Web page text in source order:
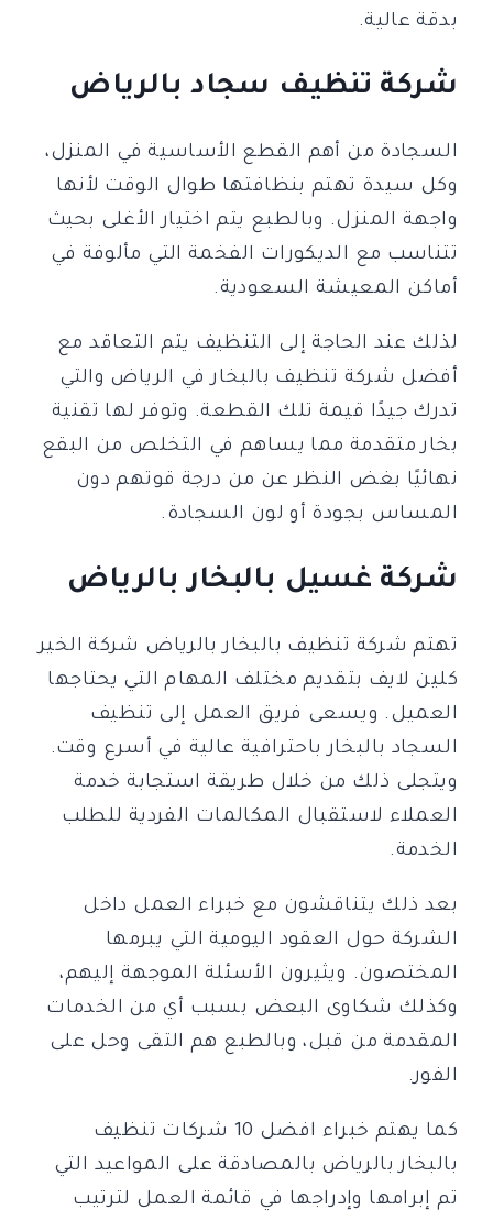
بدقة عالية.
شركة تنظيف سجاد بالرياض
السجادة من أهم القطع الأساسية في المنزل،
وكل سيدة تهتم بنظافتها طوال الوقت لأنها
واجهة المنزل. وبالطبع يتم اختيار الأغلى بحيث
تتناسب مع الديكورات الفخمة التي مألوفة في
أماكن المعيشة السعودية.
لذلك عند الحاجة إلى التنظيف يتم التعاقد مع
أفضل شركة تنظيف بالبخار في الرياض والتي
تدرك جيدًا قيمة تلك القطعة. وتوفر لها تقنية
بخار متقدمة مما يساهم في التخلص من البقع
نهائيًا بغض النظر عن من درجة قوتهم دون
المساس بجودة أو لون السجادة.
شركة غسيل بالبخار بالرياض
تهتم شركة تنظيف بالبخار بالرياض شركة الخير
كلين لايف بتقديم مختلف المهام التي يحتاجها
العميل. ويسعى فريق العمل إلى تنظيف
السجاد بالبخار باحترافية عالية في أسرع وقت.
ويتجلى ذلك من خلال طريقة استجابة خدمة
العملاء لاستقبال المكالمات الفردية للطلب
الخدمة.
بعد ذلك يتناقشون مع خبراء العمل داخل
الشركة حول العقود اليومية التي يبرمها
المختصون. ويثيرون الأسئلة الموجهة إليهم،
وكذلك شكاوى البعض بسبب أي من الخدمات
المقدمة من قبل، وبالطبع هم التقى وحل على
الفور.
كما يهتم خبراء افضل 10 شركات تنظيف
بالبخار بالرياض بالمصادقة على المواعيد التي
تم إبرامها وإدراجها في قائمة العمل لترتيب